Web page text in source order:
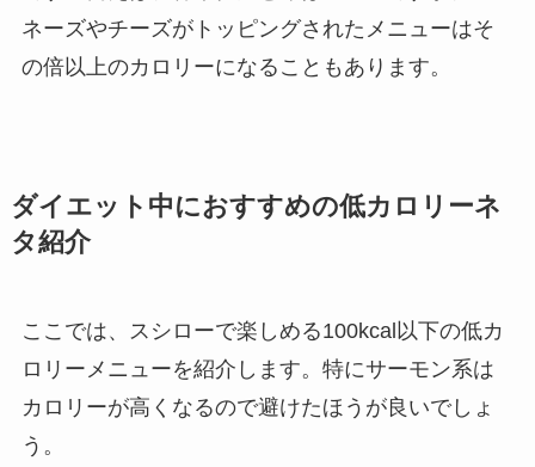
ネーズやチーズがトッピングされたメニューはそ
の倍以上のカロリーになることもあります。
ダイエット中におすすめの低カロリーネ
タ紹介
ここでは、スシローで楽しめる100kcal以下の低カ
ロリーメニューを紹介します。特にサーモン系は
カロリーが高くなるので避けたほうが良いでしょ
う。